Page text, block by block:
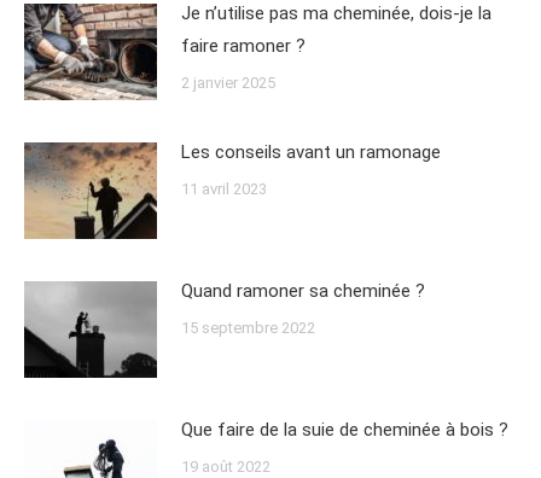
Je n’utilise pas ma cheminée, dois-je la
faire ramoner ?
2 janvier 2025
Les conseils avant un ramonage
11 avril 2023
Quand ramoner sa cheminée ?
15 septembre 2022
Que faire de la suie de cheminée à bois ?
19 août 2022